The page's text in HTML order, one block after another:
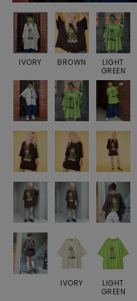
IVORY BROWN
LIGHT
GREEN
IVORY
LIGHT
GREEN